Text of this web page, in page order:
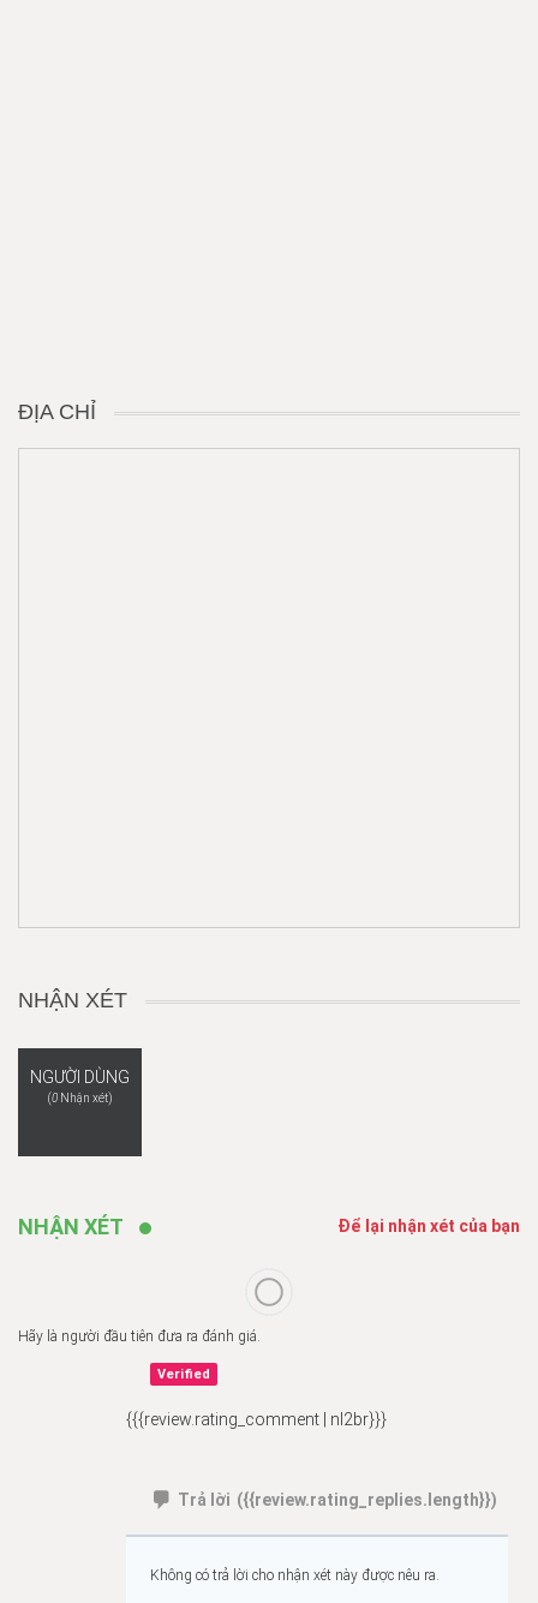
ĐỊA CHỈ
NHẬN XÉT
NGƯỜI DÙNG
(0Nhận xét)
NHẬN XÉT Để lại nhận xét của bạn
Hãy là người đầu tiên đưa ra đánh giá.
Verified
{{{review.rating_comment | nl2br}}}
Trả lời ({{review.rating_replies.length}})
Không có trả lời cho nhận xét này được nêu ra.